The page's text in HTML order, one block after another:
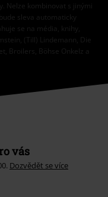
Nelze kombinovat s jinými
sleva automaticky
se na média, knihy,
(Till) Lindemann, Die
Broilers, Böhse Onkelz a
vás
Dozvědět se více